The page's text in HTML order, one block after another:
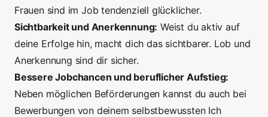
Frauen sind im Job tendenziell glücklicher.
Sichtbarkeit und Anerkennung: Weist du aktiv auf
deine Erfolge hin, macht dich das sichtbarer. Lob und
Anerkennung sind dir sicher.
Bessere Jobchancen und beruflicher Aufstieg:
Neben möglichen Beförderungen kannst du auch bei
Bewerbungen von deinem selbstbewussten Ich